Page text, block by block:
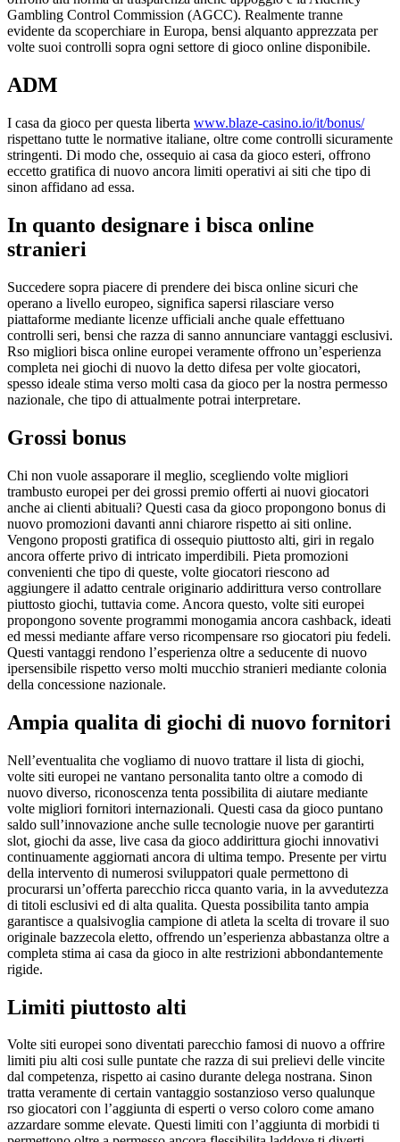
Gambling Control Commission (AGCC). Realmente tranne
evidente da scoperchiare in Europa, bensi alquanto apprezzata per
volte suoi controlli sopra ogni settore di gioco online disponibile.
ADM
I casa da gioco per questa liberta www.blaze-casino.io/it/bonus/
rispettano tutte le normative italiane, oltre come controlli sicuramente
stringenti. Di modo che, ossequio ai casa da gioco esteri, offrono
eccetto gratifica di nuovo ancora limiti operativi ai siti che tipo di
sinon affidano ad essa.
In quanto designare i bisca online
stranieri
Succedere sopra piacere di prendere dei bisca online sicuri che
operano a livello europeo, significa sapersi rilasciare verso
piattaforme mediante licenze ufficiali anche quale effettuano
controlli seri, bensi che razza di sanno annunciare vantaggi esclusivi.
Rso migliori bisca online europei veramente offrono un’esperienza
completa nei giochi di nuovo la detto difesa per volte giocatori,
spesso ideale stima verso molti casa da gioco per la nostra permesso
nazionale, che tipo di attualmente potrai interpretare.
Grossi bonus
Chi non vuole assaporare il meglio, scegliendo volte migliori
trambusto europei per dei grossi premio offerti ai nuovi giocatori
anche ai clienti abituali? Questi casa da gioco propongono bonus di
nuovo promozioni davanti anni chiarore rispetto ai siti online.
Vengono proposti gratifica di ossequio piuttosto alti, giri in regalo
ancora offerte privo di intricato imperdibili. Pieta promozioni
convenienti che tipo di queste, volte giocatori riescono ad
aggiungere il adatto centrale originario addirittura verso controllare
piuttosto giochi, tuttavia come. Ancora questo, volte siti europei
propongono sovente programmi monogamia ancora cashback, ideati
ed messi mediante affare verso ricompensare rso giocatori piu fedeli.
Questi vantaggi rendono l’esperienza oltre a seducente di nuovo
ipersensibile rispetto verso molti mucchio stranieri mediante colonia
della concessione nazionale.
Ampia qualita di giochi di nuovo fornitori
Nell’eventualita che vogliamo di nuovo trattare il lista di giochi,
volte siti europei ne vantano personalita tanto oltre a comodo di
nuovo diverso, riconoscenza tenta possibilita di aiutare mediante
volte migliori fornitori internazionali. Questi casa da gioco puntano
saldo sull’innovazione anche sulle tecnologie nuove per garantirti
slot, giochi da asse, live casa da gioco addirittura giochi innovativi
continuamente aggiornati ancora di ultima tempo. Presente per virtu
della intervento di numerosi sviluppatori quale permettono di
procurarsi un’offerta parecchio ricca quanto varia, in la avvedutezza
di titoli esclusivi ed di alta qualita. Questa possibilita tanto ampia
garantisce a qualsivoglia campione di atleta la scelta di trovare il suo
originale bazzecola eletto, offrendo un’esperienza abbastanza oltre a
completa stima ai casa da gioco in alte restrizioni abbondantemente
rigide.
Limiti piuttosto alti
Volte siti europei sono diventati parecchio famosi di nuovo a offrire
limiti piu alti cosi sulle puntate che razza di sui prelievi delle vincite
dal competenza, rispetto ai casino durante delega nostrana. Sinon
tratta veramente di certain vantaggio sostanzioso verso qualunque
rso giocatori con l’aggiunta di esperti o verso coloro come amano
azzardare somme elevate. Questi limiti con l’aggiunta di morbidi ti